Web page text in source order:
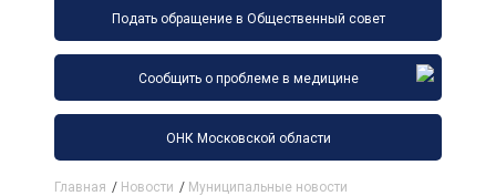
Подать обращение в Общественный совет
Сообщить о проблеме в медицине
ОНК Московской области
Главная / Новости / Муниципальные новости